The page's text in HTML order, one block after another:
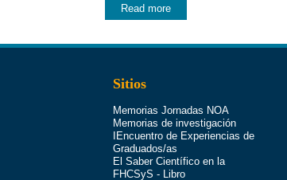
Read more
Sitios
Memorias Jornadas NOA
Memorias de investigación
IEncuentro de Experiencias de
Graduados/as
El Saber Científico en la
FHCSyS - Libro